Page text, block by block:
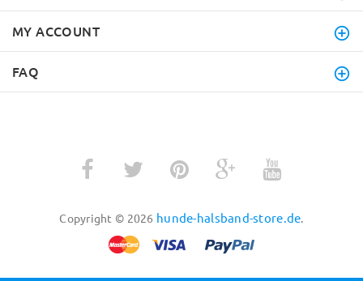
MY ACCOUNT
FAQ
Copyright © 2026 hunde-halsband-store.de